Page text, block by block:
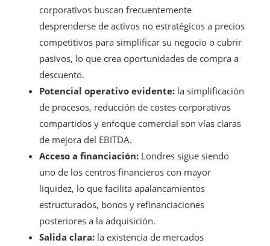
corporativos buscan frecuentemente
desprenderse de activos no estratégicos a precios
competitivos para simplificar su negocio o cubrir
pasivos, lo que crea oportunidades de compra a
descuento.
Potencial operativo evidente: la simplificación
de procesos, reducción de costes corporativos
compartidos y enfoque comercial son vías claras
de mejora del EBITDA.
Acceso a financiación: Londres sigue siendo
uno de los centros financieros con mayor
liquidez, lo que facilita apalancamientos
estructurados, bonos y refinanciaciones
posteriores a la adquisición.
Salida clara: la existencia de mercados